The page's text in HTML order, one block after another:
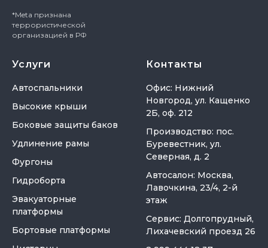
*Meta признана
террористической
организацией в РФ
Услуги
Автоспальники
Высокие крыши
Боковые защиты баков
Удлинение рамы
Фургоны
Гидроборта
Эвакуаторные
платформы
Бортовые платформы
Контакты
Офис: Нижний
Новгород, ул. Кащенко
2Б, оф. 212
Производство: пос.
Буревестник, ул.
Северная, д. 2
Автосалон: Москва,
Лавочкина, 23/4, 2-й
этаж
Сервис: Долгопрудный,
Лихачевский проезд 26